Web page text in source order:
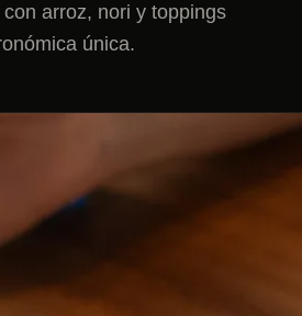
arroz, nori y toppings
única.